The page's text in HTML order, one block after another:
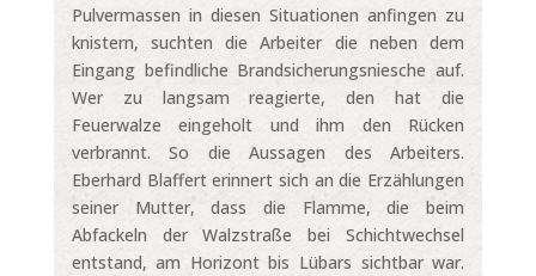
Pulvermassen in diesen Situationen anfingen zu
knistern, suchten die Arbeiter die neben dem
Eingang befindliche Brandsicherungsniesche auf.
Wer zu langsam reagierte, den hat die
Feuerwalze eingeholt und ihm den Rücken
verbrannt. So die Aussagen des Arbeiters.
Eberhard Blaffert erinnert sich an die Erzählungen
seiner Mutter, dass die Flamme, die beim
Abfackeln der Walzstraße bei Schichtwechsel
entstand, am Horizont bis Lübars sichtbar war.